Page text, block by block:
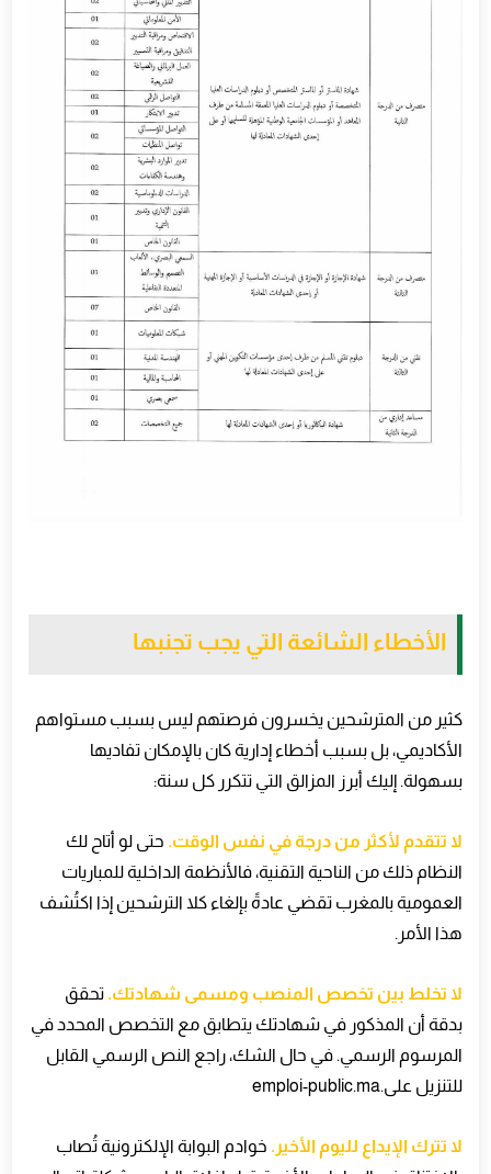
الأخطاء الشائعة التي يجب تجنبها
كثير من المترشحين يخسرون فرصتهم ليس بسبب مستواهم
الأكاديمي، بل بسبب أخطاء إدارية كان بالإمكان تفاديها
بسهولة. إليك أبرز المزالق التي تتكرر كل سنة:
لا تتقدم لأكثر من درجة في نفس الوقت. حتى لو أتاح لك
النظام ذلك من الناحية التقنية، فالأنظمة الداخلية للمباريات
العمومية بالمغرب تقضي عادةً بإلغاء كلا الترشحين إذا اكتُشف
هذا الأمر .
لا تخلط بين تخصص المنصب ومسمى شهادتك. تحقق
بدقة أن المذكور في شهادتك يتطابق مع التخصص المحدد في
المرسوم الرسمي. في حال الشك، راجع النص الرسمي القابل
للتنزيل علىemploi-public.ma.
لا تترك الإيداع لليوم الأخير . خوادم البوابة الإلكترونية تُصاب